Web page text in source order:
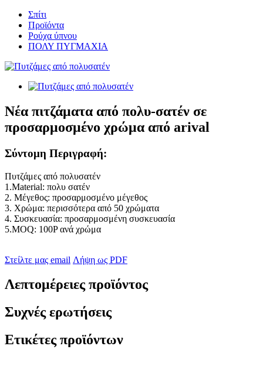
Σπίτι
Προϊόντα
Ρούχα ύπνου
ΠΟΛΥ ΠΥΓΜΑΧΙΑ
Νέα πιτζάματα από πολυ-σατέν σε
προσαρμοσμένο χρώμα από arival
Σύντομη Περιγραφή:
Πυτζάμες από πολυσατέν
1.Material: πολυ σατέν
2. Μέγεθος: προσαρμοσμένο μέγεθος
3. Χρώμα: περισσότερα από 50 χρώματα
4. Συσκευασία: προσαρμοσμένη συσκευασία
5.MOQ: 100P ανά χρώμα
Στείλτε μας email Λήψη ως PDF
Λεπτομέρειες προϊόντος
Συχνές ερωτήσεις
Ετικέτες προϊόντων